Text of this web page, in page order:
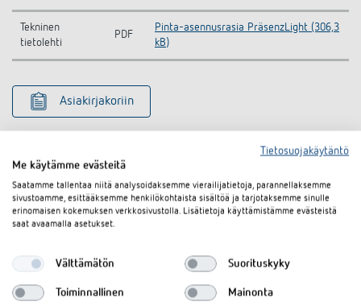
Tekninen
tietolehti
PDF
Pinta-asennusrasia PräsenzLight (306,3
kB)
Asiakirjakoriin
Samanlaisia tuotteita
Tietosuojakäytäntö
Me käytämme evästeitä
Saatamme tallentaa niitä analysoidaksemme vierailijatietoja, parannellaksemme
sivustoamme, esittääksemme henkilökohtaista sisältöä ja tarjotaksemme sinulle
erinomaisen kokemuksen verkkosivustolla. Lisätietoja käyttämistämme evästeistä
saat avaamalla asetukset.
Välttämätön Suorituskyky
Toiminnallinen Mainonta